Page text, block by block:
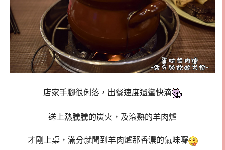
店家手腳很俐落，出餐速度還蠻快滴
送上熱騰騰的炭火，及滾熟的羊肉爐
才剛上桌，滿分就聞到羊肉爐那香濃的氣味囉